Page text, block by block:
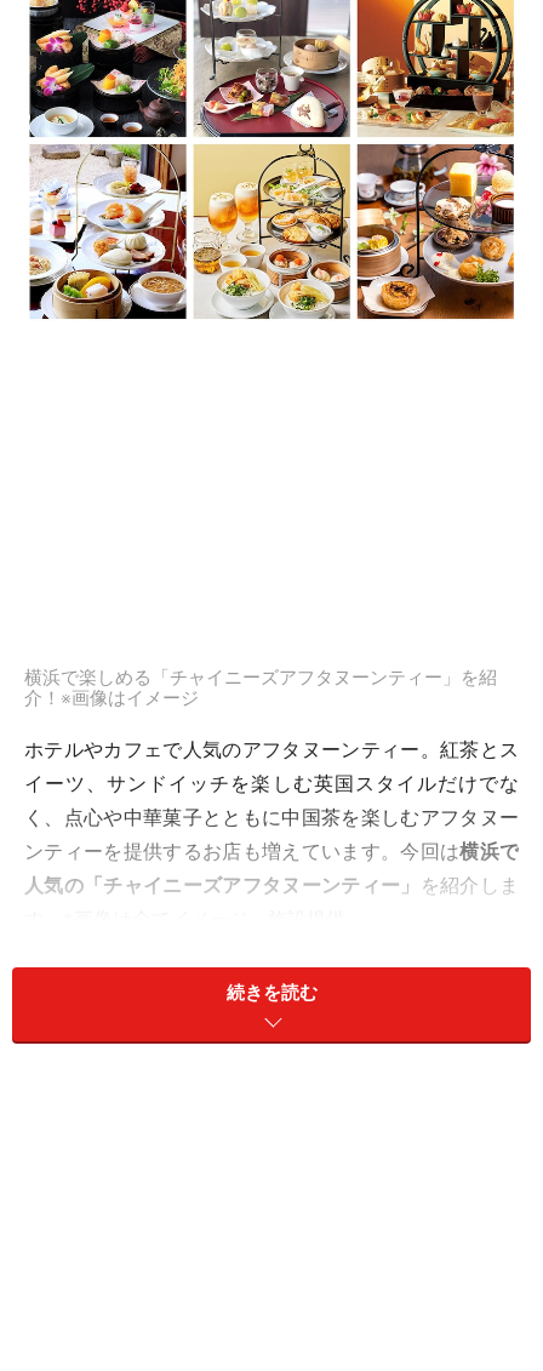
横浜で楽しめる「チャイニーズアフタヌーンティー」を紹
介！※画像はイメージ
ホテルやカフェで人気のアフタヌーンティー。紅茶とス
イーツ、サンドイッチを楽しむ英国スタイルだけでな
く、点心や中華菓子とともに中国茶を楽しむアフタヌー
ンティーを提供するお店も増えています。今回は横浜で
人気の「チャイニーズアフタヌーンティー」
を紹介しま
【みなとみらい】中国料理 カリュウ「飲茶アフタヌ
続きを読む